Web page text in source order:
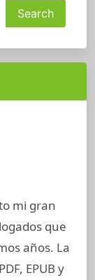
mi gran
que
años. La
EPUB y